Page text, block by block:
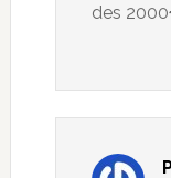
des